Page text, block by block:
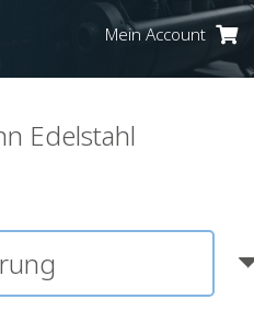
Mein Account
Edelstahl